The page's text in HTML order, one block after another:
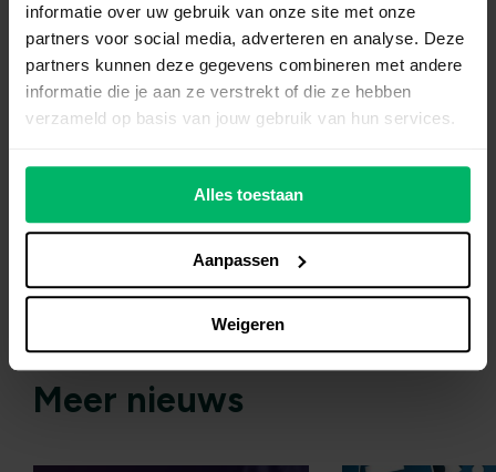
informatie over uw gebruik van onze site met onze
partners voor social media, adverteren en analyse. Deze
partners kunnen deze gegevens combineren met andere
informatie die je aan ze verstrekt of die ze hebben
verzameld op basis van jouw gebruik van hun services.
Alles toestaan
Aanpassen
Weigeren
Stel hem via hetcontactformulier. Misschien
verschijnt jouw vraag én ons antwoord dan in
deze rubriek.
Meer nieuws